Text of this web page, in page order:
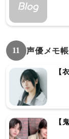
11 声優メモ帳
【
【